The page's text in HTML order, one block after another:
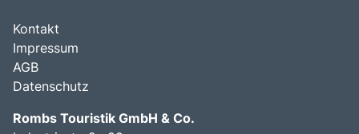
Kontakt
Impressum
AGB
Datenschutz
Rombs Touristik GmbH & Co.